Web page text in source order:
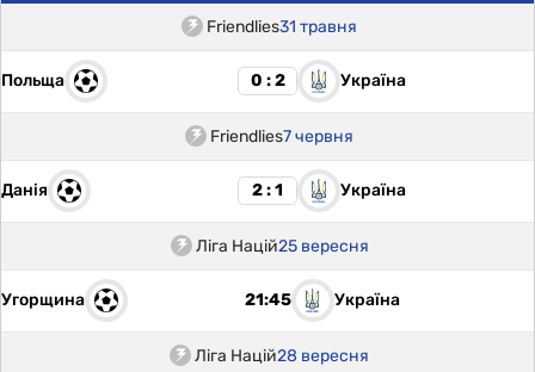
Friendlies31 травня
Польща 0 : 2 Україна
Friendlies7 червня
Данія 2 : 1 Україна
Ліга Націй25 вересня
Угорщина 21:45 Україна
Ліга Націй28 вересня